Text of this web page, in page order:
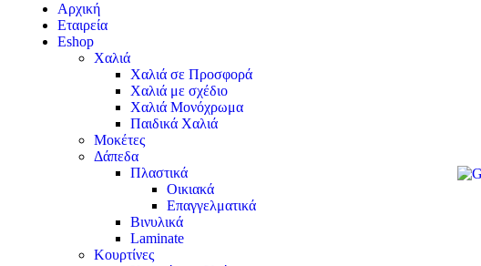
Αρχική
Εταιρεία
Eshop
Χαλιά
Χαλιά σε Προσφορά
Χαλιά με σχέδιο
Χαλιά Μονόχρωμα
Παιδικά Χαλιά
Μοκέτες
Δάπεδα
Πλαστικά
Οικιακά
Επαγγελματικά
Βινυλικά
Laminate
Κουρτίνες